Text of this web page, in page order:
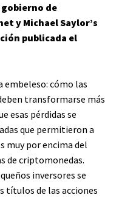
de
y Michael Saylor’s
publicada el
embeleso: cómo las
transformarse más
esas pérdidas se
que permitieron a
muy por encima del
de criptomonedas.
inversores se
títulos de las acciones